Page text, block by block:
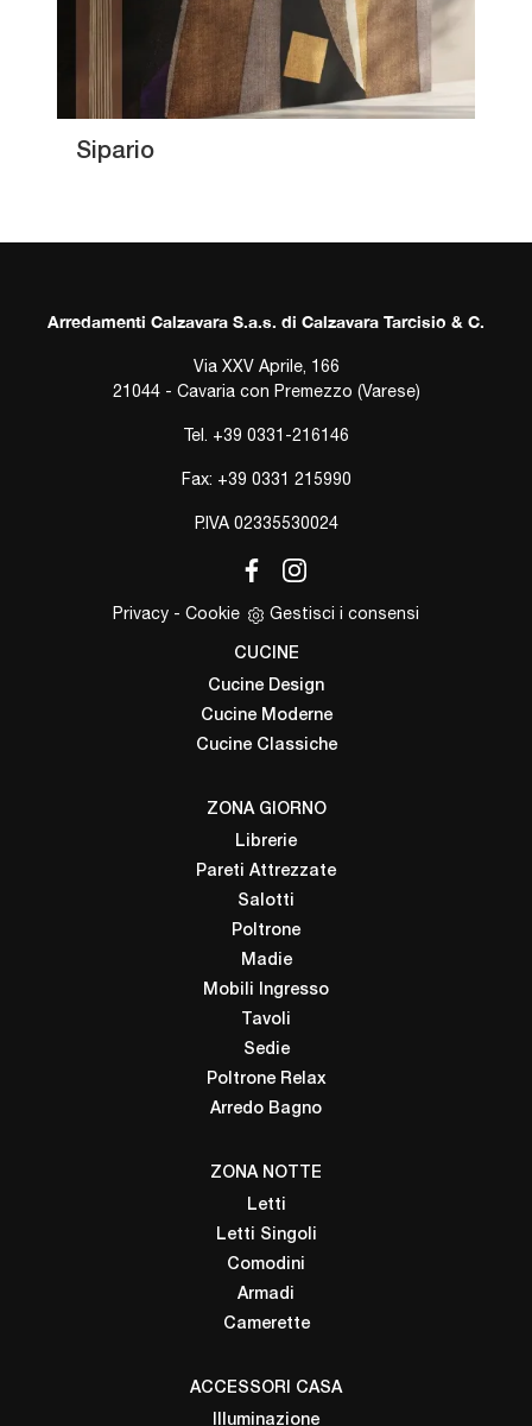
Sipario
Arredamenti Calzavara S.a.s. di Calzavara Tarcisio & C.
Via XXV Aprile, 166
21044 - Cavaria con Premezzo (Varese)
Tel. +39 0331-216146
Fax: +39 0331 215990
P.IVA 02335530024
Privacy - Cookie Gestisci i consensi
CUCINE
Cucine Design
Cucine Moderne
Cucine Classiche
ZONA GIORNO
Librerie
Pareti Attrezzate
Salotti
Poltrone
Madie
Mobili Ingresso
Tavoli
Sedie
Poltrone Relax
Arredo Bagno
ZONA NOTTE
Letti
Letti Singoli
Comodini
Armadi
Camerette
ACCESSORI CASA
Illuminazione